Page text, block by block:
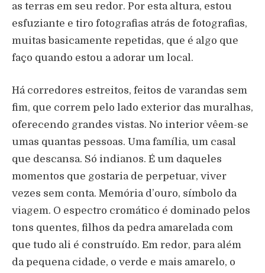
as terras em seu redor. Por esta altura, estou
esfuziante e tiro fotografias atrás de fotografias,
muitas basicamente repetidas, que é algo que
faço quando estou a adorar um local.
Há corredores estreitos, feitos de varandas sem
fim, que correm pelo lado exterior das muralhas,
oferecendo grandes vistas. No interior vêem-se
umas quantas pessoas. Uma família, um casal
que descansa. Só indianos. É um daqueles
momentos que gostaria de perpetuar, viver
vezes sem conta. Memória d’ouro, símbolo da
viagem. O espectro cromático é dominado pelos
tons quentes, filhos da pedra amarelada com
que tudo ali é construído. Em redor, para além
da pequena cidade, o verde e mais amarelo, o